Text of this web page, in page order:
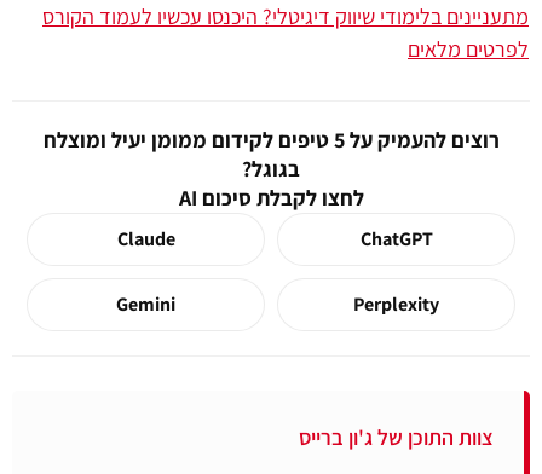
מתעניינים בלימודי שיווק דיגיטלי? היכנסו עכשיו לעמוד הקורס
לפרטים מלאים
רוצים להעמיק על 5 טיפים לקידום ממומן יעיל ומוצלח
בגוגל?
לחצו לקבלת סיכום AI
ChatGPT
Claude
Perplexity
Gemini
צוות התוכן של ג'ון ברייס